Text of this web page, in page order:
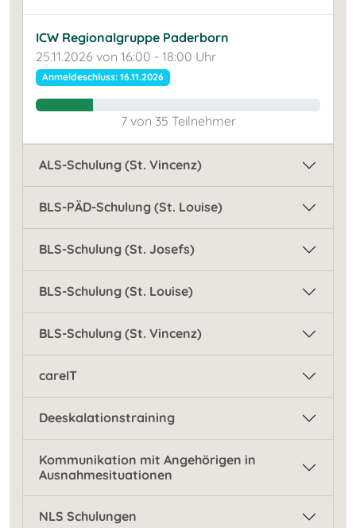
ICW Regionalgruppe Paderborn
25.11.2026 von 16:00 - 18:00 Uhr
Anmeldeschluss: 16.11.2026
7 von 35 Teilnehmer
ALS-Schulung (St. Vincenz)
BLS-PÄD-Schulung (St. Louise)
BLS-Schulung (St. Josefs)
BLS-Schulung (St. Louise)
BLS-Schulung (St. Vincenz)
careIT
Deeskalationstraining
Kommunikation mit Angehörigen in
Ausnahmesituationen
NLS Schulungen